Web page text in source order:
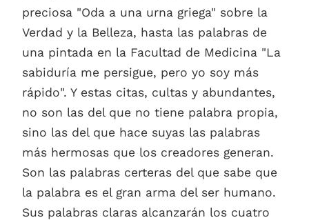
preciosa "Oda a una urna griega" sobre la
Verdad y la Belleza, hasta las palabras de
una pintada en la Facultad de Medicina "La
sabiduría me persigue, pero yo soy más
rápido". Y estas citas, cultas y abundantes,
no son las del que no tiene palabra propia,
sino las del que hace suyas las palabras
más hermosas que los creadores generan.
Son las palabras certeras del que sabe que
la palabra es el gran arma del ser humano.
Sus palabras claras alcanzarán los cuatro